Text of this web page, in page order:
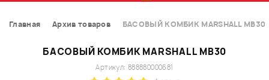
Главная Архив товаров БАСОВЫЙ КОМБИК MARSHALL MB30
БАСОВЫЙ КОМБИК MARSHALL MB30
Артикул: 888880000681